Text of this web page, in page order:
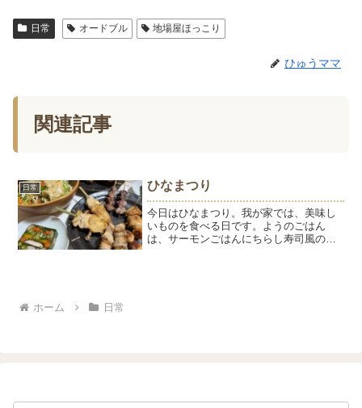
日常 オードブル 地場屋ほっこり
ひゅうママ
関連記事
日常 ひなまつり
今日はひなまつり。我が家では、美味し
いものを食べる日です。ようのごはん
は、サーモンごはんにちらし寿司風の卵
ホーム
日常